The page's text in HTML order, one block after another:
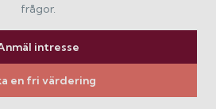
frågor.
intresse
en fri värdering